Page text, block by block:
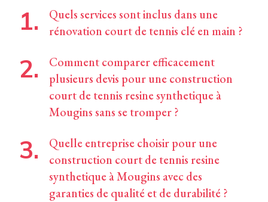
Quels services sont inclus dans une
rénovation court de tennis clé en main ?
Comment comparer efficacement
plusieurs devis pour une construction
court de tennis resine synthetique à
Mougins sans se tromper ?
Quelle entreprise choisir pour une
construction court de tennis resine
synthetique à Mougins avec des
garanties de qualité et de durabilité ?